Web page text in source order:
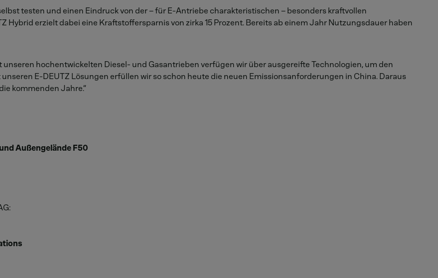
testen und einen Eindruck von der – für E-Antriebe charakteristischen – besonders kraftvollen
Hybrid erzielt dabei eine Kraftstoffersparnis von zirka 15 Prozent. Bereits ab einem Jahr Nutzungsdauer haben
unseren hochentwickelten Diesel- und Gasantrieben verfügen wir über ausgereifte Technologien, um den
E-DEUTZ Lösungen erfüllen wir so schon heute die neuen Emissionsanforderungen in China. Daraus
kommenden Jahre.“
Außengelände F50